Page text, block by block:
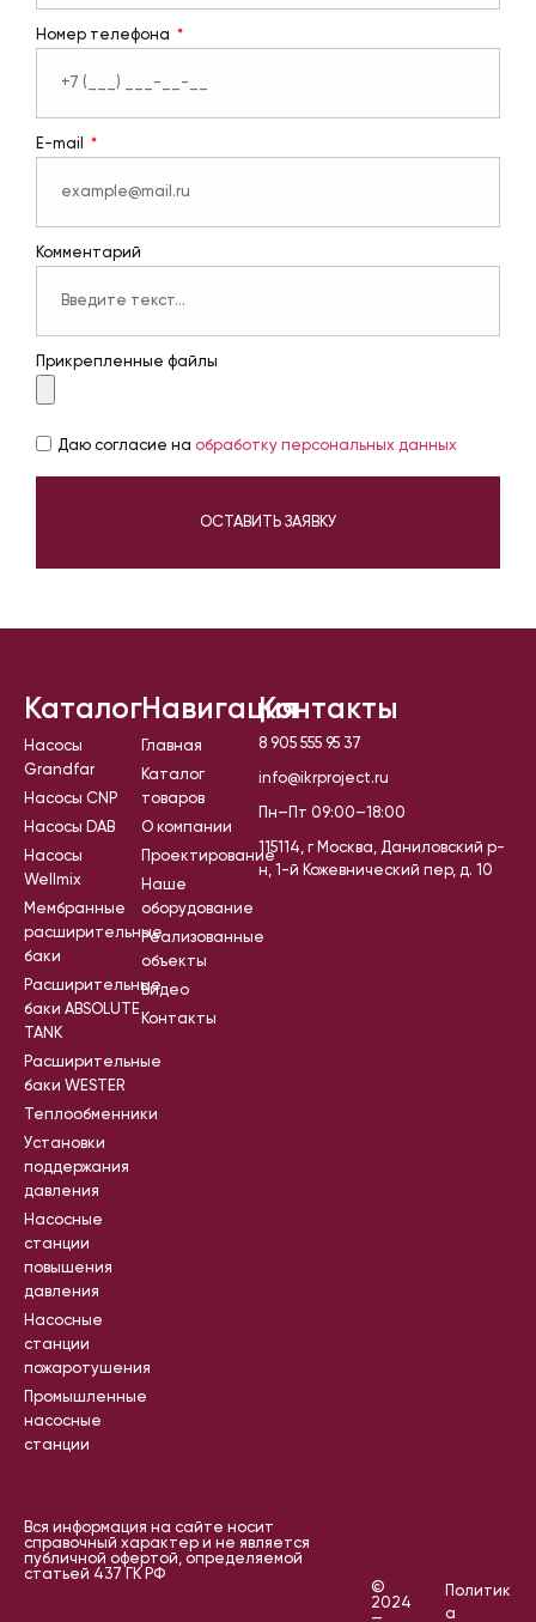
Номер телефона
E-mail
Комментарий
Прикрепленные файлы
Даю согласие на обработку персональных данных
ОСТАВИТЬ ЗАЯВКУ
Каталог
Насосы
Grandfar
Насосы CNP
Насосы DAB
Насосы
Wellmix
Мембранные
расширительные
баки
Расширительные
баки ABSOLUTE
TANK
Расширительные
баки WESTER
Теплообменники
Установки
поддержания
давления
Насосные
станции
повышения
давления
Насосные
станции
пожаротушения
Промышленные
насосные
станции
Навигация
Главная
Каталог
товаров
О компании
Проектирование
Наше
оборудование
Реализованные
объекты
Видео
Контакты
Контакты
8 905 555 95 37
info@ikrproject.ru
Пн–Пт 09:00–18:00
115114, г Москва, Даниловский р-
н, 1-й Кожевнический пер, д. 10
Вся информация на сайте носит
справочный характер и не является
публичной офертой, определяемой
статьей 437 ГК РФ
©
2024
Политик
а